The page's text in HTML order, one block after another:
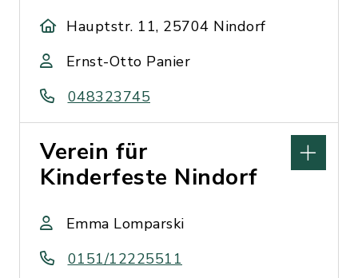
Hauptstr. 11, 25704 Nindorf
Ernst-Otto Panier
048323745
Verein für
Kinderfeste Nindorf
Emma Lomparski
0151/12225511